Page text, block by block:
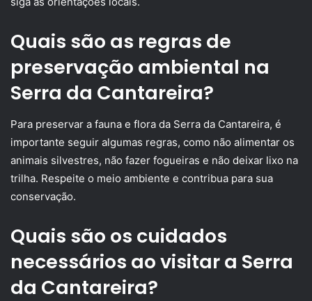
Quais são as regras de
preservação ambiental na
Serra da Cantareira?
Para preservar a fauna e flora da Serra da Cantareira, é
importante seguir algumas regras, como não alimentar os
animais silvestres, não fazer fogueiras e não deixar lixo na
trilha. Respeite o meio ambiente e contribua para sua
conservação.
Quais são os cuidados
necessários ao visitar a Serra
da Cantareira?